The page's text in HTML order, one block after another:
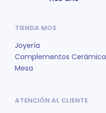
TIENDA MOS
Joyería
Complementos Cerámica
Mesa
ATENCIÓN AL CLIENTE